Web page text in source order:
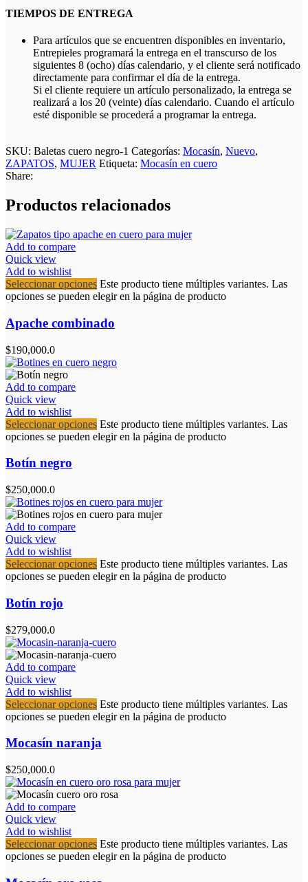
TIEMPOS DE ENTREGA
Para artículos que se encuentren disponibles en inventario,
Entrepieles programará la entrega en el transcurso de los
siguientes 8 (ocho) días calendario, y el cliente será notificado
directamente para confirmar el día de la entrega.
Si el cliente requiere un artículo personalizado, la entrega se
realizará a los 20 (veinte) días calendario. Cuando el artículo
esté disponible se procederá a programar la entrega.
SKU: Baletas cuero negro-1 Categorías: Mocasín, Nuevo,
ZAPATOS, MUJER Etiqueta: Mocasín en cuero
Share:
Productos relacionados
Add to compare
Quick view
Add to wishlist
Seleccionar opciones Este producto tiene múltiples variantes. Las
opciones se pueden elegir en la página de producto
Apache combinado
$190,000.0
Add to compare
Quick view
Add to wishlist
Seleccionar opciones Este producto tiene múltiples variantes. Las
opciones se pueden elegir en la página de producto
Botín negro
$250,000.0
Add to compare
Quick view
Add to wishlist
Seleccionar opciones Este producto tiene múltiples variantes. Las
opciones se pueden elegir en la página de producto
Botín rojo
$279,000.0
Add to compare
Quick view
Add to wishlist
Seleccionar opciones Este producto tiene múltiples variantes. Las
opciones se pueden elegir en la página de producto
Mocasín naranja
$250,000.0
Add to compare
Quick view
Add to wishlist
Seleccionar opciones Este producto tiene múltiples variantes. Las
opciones se pueden elegir en la página de producto